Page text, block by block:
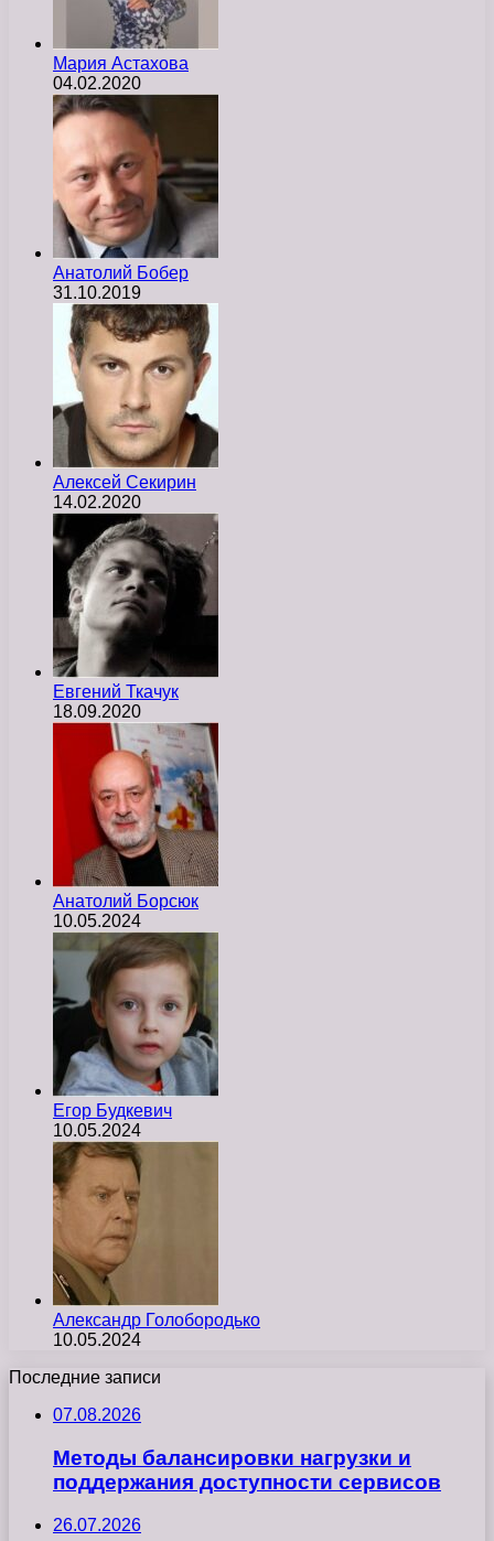
Мария Астахова
04.02.2020
Анатолий Бобер
31.10.2019
Алексей Секирин
14.02.2020
Евгений Ткачук
18.09.2020
Анатолий Борсюк
10.05.2024
Егор Будкевич
10.05.2024
Александр Голобородько
10.05.2024
Последние записи
07.08.2026
Методы балансировки нагрузки и
поддержания доступности сервисов
26.07.2026